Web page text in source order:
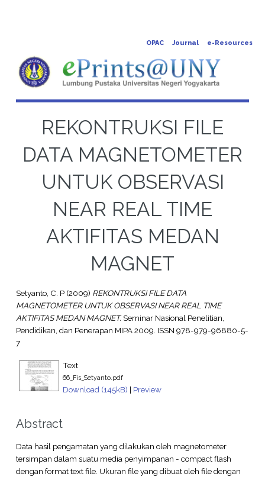
OPAC Journal e-Resources
REKONTRUKSI FILE
DATA MAGNETOMETER
UNTUK OBSERVASI
NEAR REAL TIME
AKTIFITAS MEDAN
MAGNET
Setyanto, C. P(2009) REKONTRUKSI FILE DATA
MAGNETOMETER UNTUK OBSERVASI NEAR REAL TIME
AKTIFITAS MEDAN MAGNET.Seminar Nasional Penelitian,
Pendidikan, dan Penerapan MIPA 2009. ISSN 978-979-96880-5-
7
Text
66_Fis_Setyanto.pdf
Download (145kB) | Preview
Abstract
Data hasil pengamatan yang dilakukan oleh magnetometer
tersimpan dalam suatu media penyimpanan - compact flash
dengan format text file. Ukuran file yang dibuat oleh file dengan